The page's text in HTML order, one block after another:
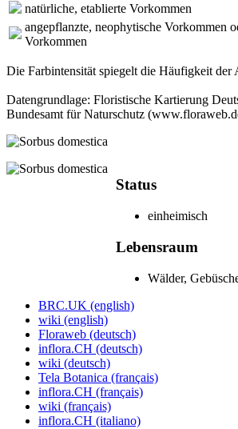
natürliche, etablierte Vorkommen
angepflanzte, neophytische Vorkommen
Vorkommen
Die Farbintensität spiegelt die Häufigkeit der
Datengrundlage: Floristische Kartierung
Bundesamt für Naturschutz
Status
einheimisch
Lebensraum
Wälder,
BRC.UK (english)
wiki (english)
Floraweb (deutsch)
inflora.CH (deutsch)
wiki (deutsch)
Tela Botanica (français)
inflora.CH (français)
wiki (français)
inflora.CH (italiano)